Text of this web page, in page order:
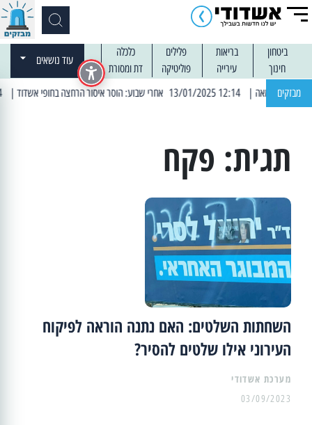
ביטחון בריאות פלילים
כלכלה
חינוך
עירייה פוליטיקה דת ומסורת
עוד נושאים
מבזקים | 12:14 13/01/2025 אחרי שבוע: הוסר איסור הרחצה בחופי אשדוד | 13:04 14/01/2025 עובדים בלילות: עבודות קרצוף וריבוד אספלט
תגית: פקח
השחתות השלטים: האם נתנה הוראה לפיקוח
העירוני אילו שלטים להסיר?
מערכת אשדודי
03/09/2023